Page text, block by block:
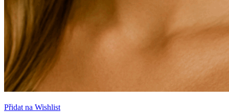
Přidat na Wishlist